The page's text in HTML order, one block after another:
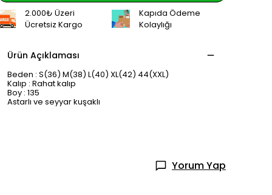
2.000₺ Üzeri
Ücretsiz Kargo
Kapıda Ödeme
Kolaylığı
Ürün Açıklaması
Beden : S(36) M(38) L(40) XL(42) 44(XXL)
Kalıp : Rahat kalıp
Boy : 135
Astarlı ve seyyar kuşaklı
Yorum Yap